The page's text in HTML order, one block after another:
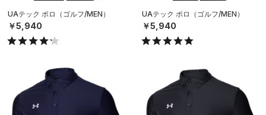
UAテック ポロ（ゴルフ/MEN）
￥5,940
UAテック ポロ（ゴルフ/MEN）
￥5,940